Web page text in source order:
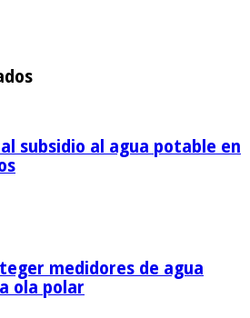
subsidio al agua potable en
medidores de agua
ola polar